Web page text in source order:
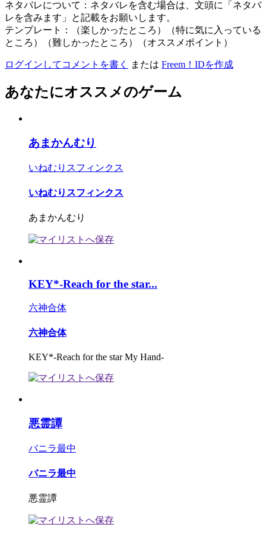
ネタバレについて：ネタバレを含む場合は、文頭に「ネタバ
レを含みます」と記載をお願いします。
テンプレート：（楽しかったところ）（特に気に入っている
ところ）（難しかったところ）（オススメポイント）
ログインしてコメントを書く または Freem！IDを作成
あなたにオススメのゲーム
あまかんむり
いねむりスフィンクス
いねむりスフィンクス
あまかんむり
KEY*-Reach for the star...
六神合体
六神合体
KEY*-Reach for the star My Hand-
悪霊譚
バニラ最中
バニラ最中
悪霊譚